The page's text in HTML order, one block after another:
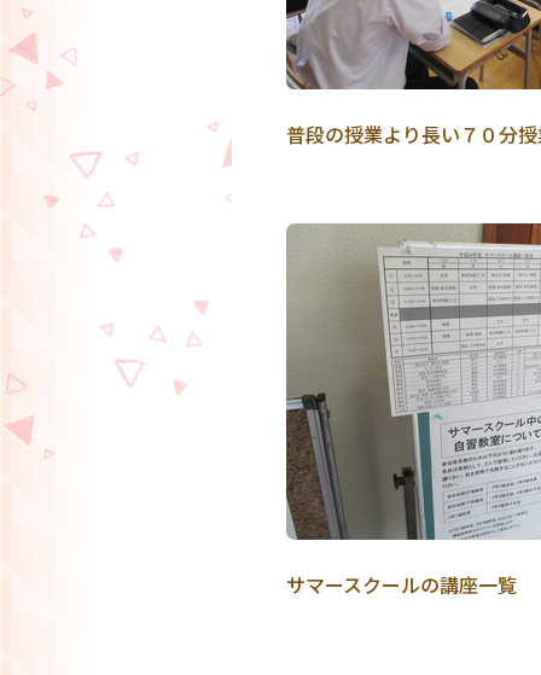
普段の授業より長い７０分
サマースクールの講座一覧